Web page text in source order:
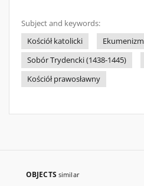
Subject and keywords:
Kościół katolicki
Ekumenizm
Sobór Trydencki (1438-1445)
Kościół prawosławny
OBJECTS similar